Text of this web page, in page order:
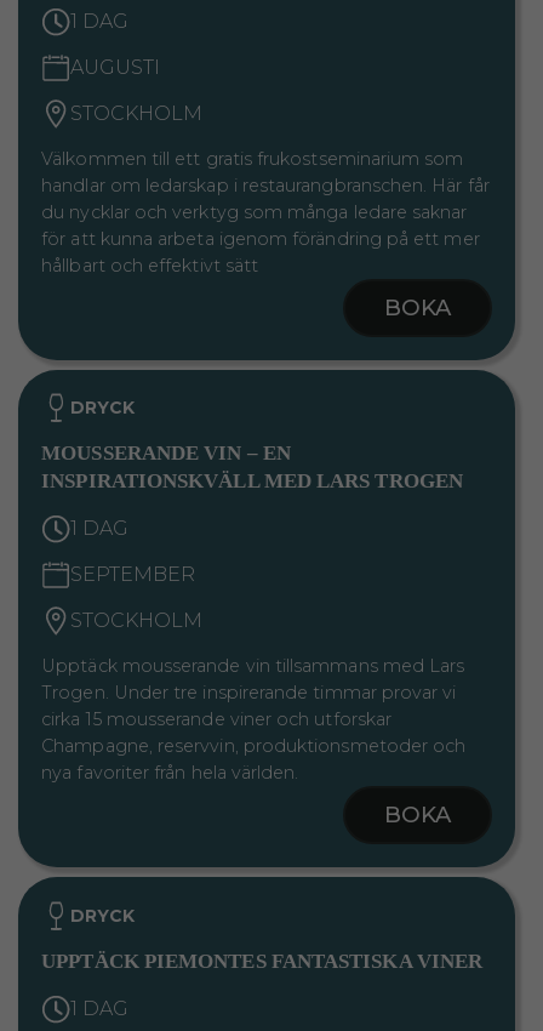
1 DAG
AUGUSTI
STOCKHOLM
Välkommen till ett gratis frukostseminarium som
handlar om ledarskap i restaurangbranschen. Här får
du nycklar och verktyg som många ledare saknar
för att kunna arbeta igenom förändring på ett mer
hållbart och effektivt sätt
BOKA
DRYCK
MOUSSERANDE VIN – EN
INSPIRATIONSKVÄLL MED LARS TROGEN
1 DAG
SEPTEMBER
STOCKHOLM
Upptäck mousserande vin tillsammans med Lars
Trogen. Under tre inspirerande timmar provar vi
cirka 15 mousserande viner och utforskar
Champagne, reservvin, produktionsmetoder och
nya favoriter från hela världen.
BOKA
DRYCK
UPPTÄCK PIEMONTES FANTASTISKA VINER
1 DAG